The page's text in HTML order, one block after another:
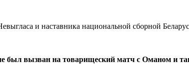
и наставника национальной сборной
был вызван на товарищеский матч с Оманом и